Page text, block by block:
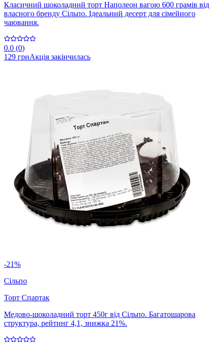
Класичний шоколадний торт Наполеон вагою 600 грамів від
власного бренду Сільпо. Ідеальний десерт для сімейного
чаювання.
0.0 (0)
129 грнАкція закінчилась
-21%
Сільпо
Торт Спартак
Медово-шоколадний торт 450г від Сільпо. Багатошарова
структура, рейтинг 4,1, знижка 21%.